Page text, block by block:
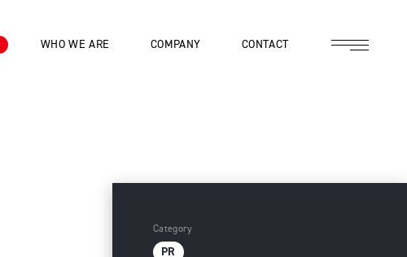
WHO WE ARE COMPANY CONTACT
Category
PR